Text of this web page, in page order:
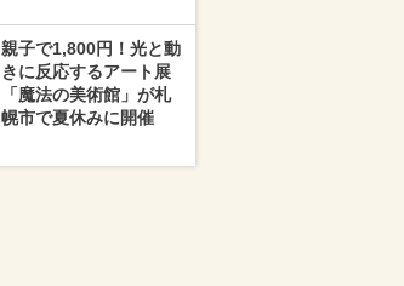
親子で1,800円！光と動
きに反応するアート展
「魔法の美術館」が札
幌市で夏休みに開催